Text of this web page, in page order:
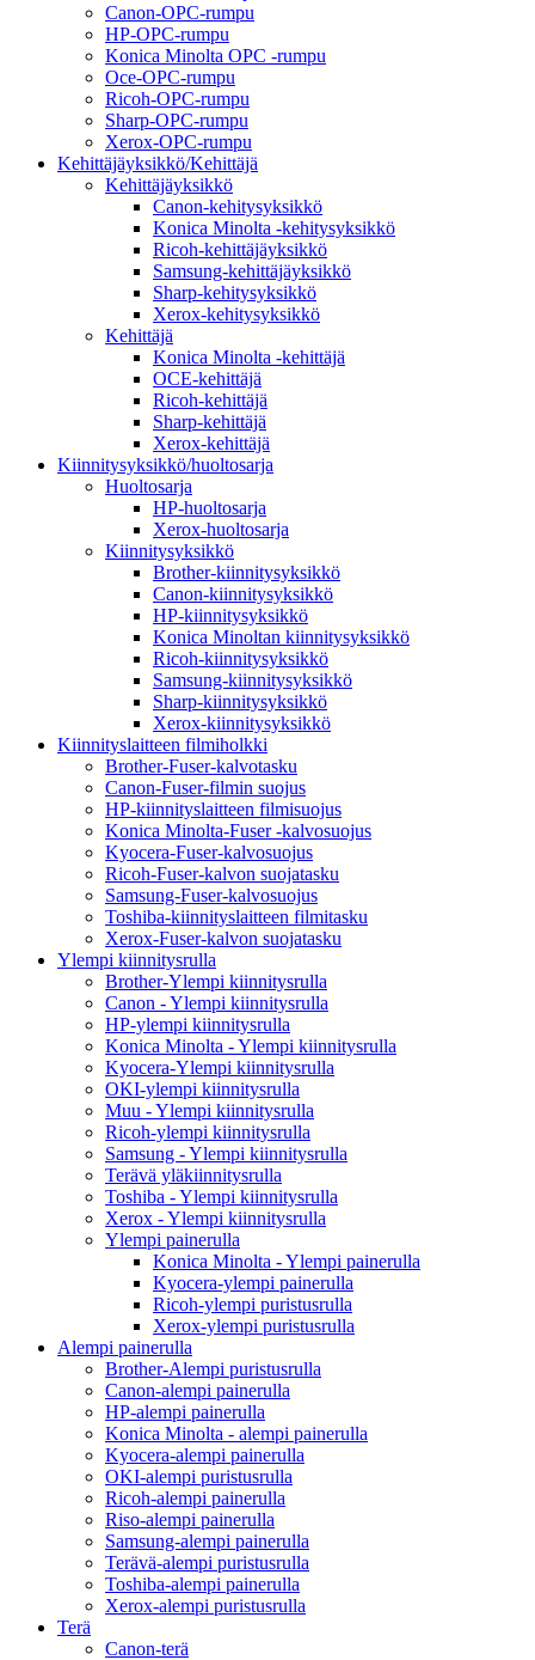
Canon-OPC-rumpu
HP-OPC-rumpu
Konica Minolta OPC -rumpu
Oce-OPC-rumpu
Ricoh-OPC-rumpu
Sharp-OPC-rumpu
Xerox-OPC-rumpu
Kehittäjäyksikkö/Kehittäjä
Kehittäjäyksikkö
Canon-kehitysyksikkö
Konica Minolta -kehitysyksikkö
Ricoh-kehittäjäyksikkö
Samsung-kehittäjäyksikkö
Sharp-kehitysyksikkö
Xerox-kehitysyksikkö
Kehittäjä
Konica Minolta -kehittäjä
OCE-kehittäjä
Ricoh-kehittäjä
Sharp-kehittäjä
Xerox-kehittäjä
Kiinnitysyksikkö/huoltosarja
Huoltosarja
HP-huoltosarja
Xerox-huoltosarja
Kiinnitysyksikkö
Brother-kiinnitysyksikkö
Canon-kiinnitysyksikkö
HP-kiinnitysyksikkö
Konica Minoltan kiinnitysyksikkö
Ricoh-kiinnitysyksikkö
Samsung-kiinnitysyksikkö
Sharp-kiinnitysyksikkö
Xerox-kiinnitysyksikkö
Kiinnityslaitteen filmiholkki
Brother-Fuser-kalvotasku
Canon-Fuser-filmin suojus
HP-kiinnityslaitteen filmisuojus
Konica Minolta-Fuser -kalvosuojus
Kyocera-Fuser-kalvosuojus
Ricoh-Fuser-kalvon suojatasku
Samsung-Fuser-kalvosuojus
Toshiba-kiinnityslaitteen filmitasku
Xerox-Fuser-kalvon suojatasku
Ylempi kiinnitysrulla
Brother-Ylempi kiinnitysrulla
Canon - Ylempi kiinnitysrulla
HP-ylempi kiinnitysrulla
Konica Minolta - Ylempi kiinnitysrulla
Kyocera-Ylempi kiinnitysrulla
OKI-ylempi kiinnitysrulla
Muu - Ylempi kiinnitysrulla
Ricoh-ylempi kiinnitysrulla
Samsung - Ylempi kiinnitysrulla
Terävä yläkiinnitysrulla
Toshiba - Ylempi kiinnitysrulla
Xerox - Ylempi kiinnitysrulla
Ylempi painerulla
Konica Minolta - Ylempi painerulla
Kyocera-ylempi painerulla
Ricoh-ylempi puristusrulla
Xerox-ylempi puristusrulla
Alempi painerulla
Brother-Alempi puristusrulla
Canon-alempi painerulla
HP-alempi painerulla
Konica Minolta - alempi painerulla
Kyocera-alempi painerulla
OKI-alempi puristusrulla
Ricoh-alempi painerulla
Riso-alempi painerulla
Samsung-alempi painerulla
Terävä-alempi puristusrulla
Toshiba-alempi painerulla
Xerox-alempi puristusrulla
Terä
Canon-terä